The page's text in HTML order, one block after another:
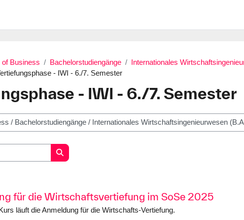
of Business Bachelorstudiengänge
Internationales
- IWI - 6./7. Semester
- IWI - 6./7. Semester
Search courses
für die Wirtschaftsvertiefung im SoSe 2025
läuft die Anmeldung für die Wirtschafts-Vertiefung.